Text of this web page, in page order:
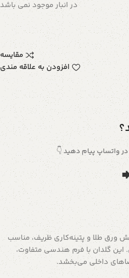
در انبار موجود نمی باشد
مقایسه
افزودن به علاقه مندی
در واتساپ پیام دهید👇
ورق طلا و پتینه‌کاری ظریف، مناسب
گلدان با فرم هندسی متفاوت،
داخلی می‌بخشد.